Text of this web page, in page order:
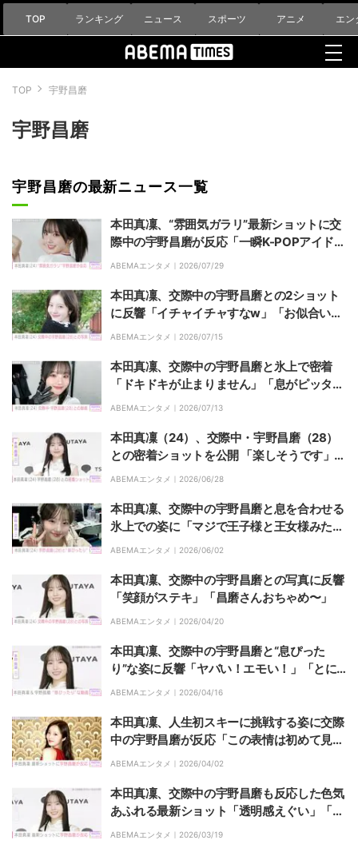
TOP ランキング ニュース スポーツ アニメ エン
TOP 宇野昌磨
宇野昌磨
宇野昌磨の最新ニュース一覧
本田真凜、“雰囲気ガラリ”最新ショットに交
際中の宇野昌磨が反応「一瞬K-POPアイドル
かと思った！」「可愛い〜！」などファンも
ABEMAエンタメ｜ 2026/07/29
本田真凜、交際中の宇野昌磨との2ショット
に反響「イチャイチャすなw」「お似合いの
お二人！」
ABEMAエンタメ｜ 2026/07/15
本田真凜、交際中の宇野昌磨と氷上で密着
「ドキドキが止まりません」「息がピッタ
リ」などの反響
ABEMAエンタメ｜ 2026/07/13
本田真凜（24）、交際中・宇野昌磨（28）
との密着ショットを公開 「楽しそうです」な
どの反響
ABEMAエンタメ｜ 2026/06/28
本田真凜、交際中の宇野昌磨と息を合わせる
氷上での姿に「マジで王子様と王女様みた
い」など絶賛の声
ABEMAエンタメ｜ 2026/06/02
本田真凜、交際中の宇野昌磨との写真に反響
「笑顔がステキ」「昌磨さんおちゃめ〜」
ABEMAエンタメ｜ 2026/04/20
本田真凜、交際中の宇野昌磨と“息ぴった
り”な姿に反響「ヤバい！エモい！」「とに
かく素晴らしい」
ABEMAエンタメ｜ 2026/04/16
本田真凜、人生初スキーに挑戦する姿に交際
中の宇野昌磨が反応「この表情は初めて見ま
した」などファンからも反響
ABEMAエンタメ｜ 2026/04/02
本田真凜、交際中の宇野昌磨も反応した色気
あふれる最新ショット「透明感えぐい」「お
姫様だよ」とファンも絶賛
ABEMAエンタメ｜ 2026/03/19